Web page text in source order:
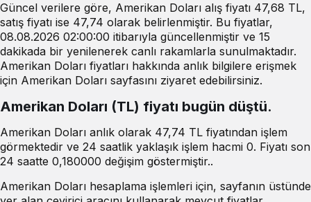
Güncel verilere göre, Amerikan Doları alış fiyatı 47,68 TL,
satış fiyatı ise 47,74 olarak belirlenmiştir. Bu fiyatlar,
08.08.2026 02:00:00 itibarıyla güncellenmiştir ve 15
dakikada bir yenilenerek canlı rakamlarla sunulmaktadır.
Amerikan Doları fiyatları hakkında anlık bilgilere erişmek
için Amerikan Doları sayfasını ziyaret edebilirsiniz.
Amerikan Doları (TL) fiyatı bugün düştü.
Amerikan Doları anlık olarak 47,74 TL fiyatından işlem
görmektedir ve 24 saatlik yaklaşık işlem hacmi 0. Fiyatı son
24 saatte 0,180000 değişim göstermiştir..
Amerikan Doları hesaplama işlemleri için, sayfanın üstünde